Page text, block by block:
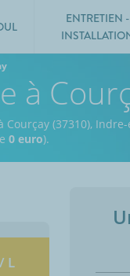
ENTRETIEN -
à
(37310), Indre-
0 euro).
L